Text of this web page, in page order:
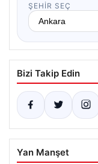
ŞEHIR SEÇ
Bizi Takip Edin
Yan Manşet